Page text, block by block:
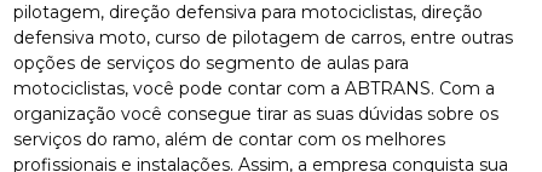
pilotagem, direção defensiva para motociclistas, direção
defensiva moto, curso de pilotagem de carros, entre outras
opções de serviços do segmento de aulas para
motociclistas, você pode contar com a ABTRANS. Com a
organização você consegue tirar as suas dúvidas sobre os
serviços do ramo, além de contar com os melhores
profissionais e instalações. Assim, a empresa conquista sua